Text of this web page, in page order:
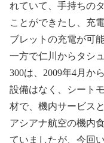
れていて、手持ちの
ことができたし、充
ブレットの充電が可
一方で仁川からタシ
300は、2009年4月か
設備はなく、シート
材で、機内サービス
アシアナ航空の機内
ていましたが、今回